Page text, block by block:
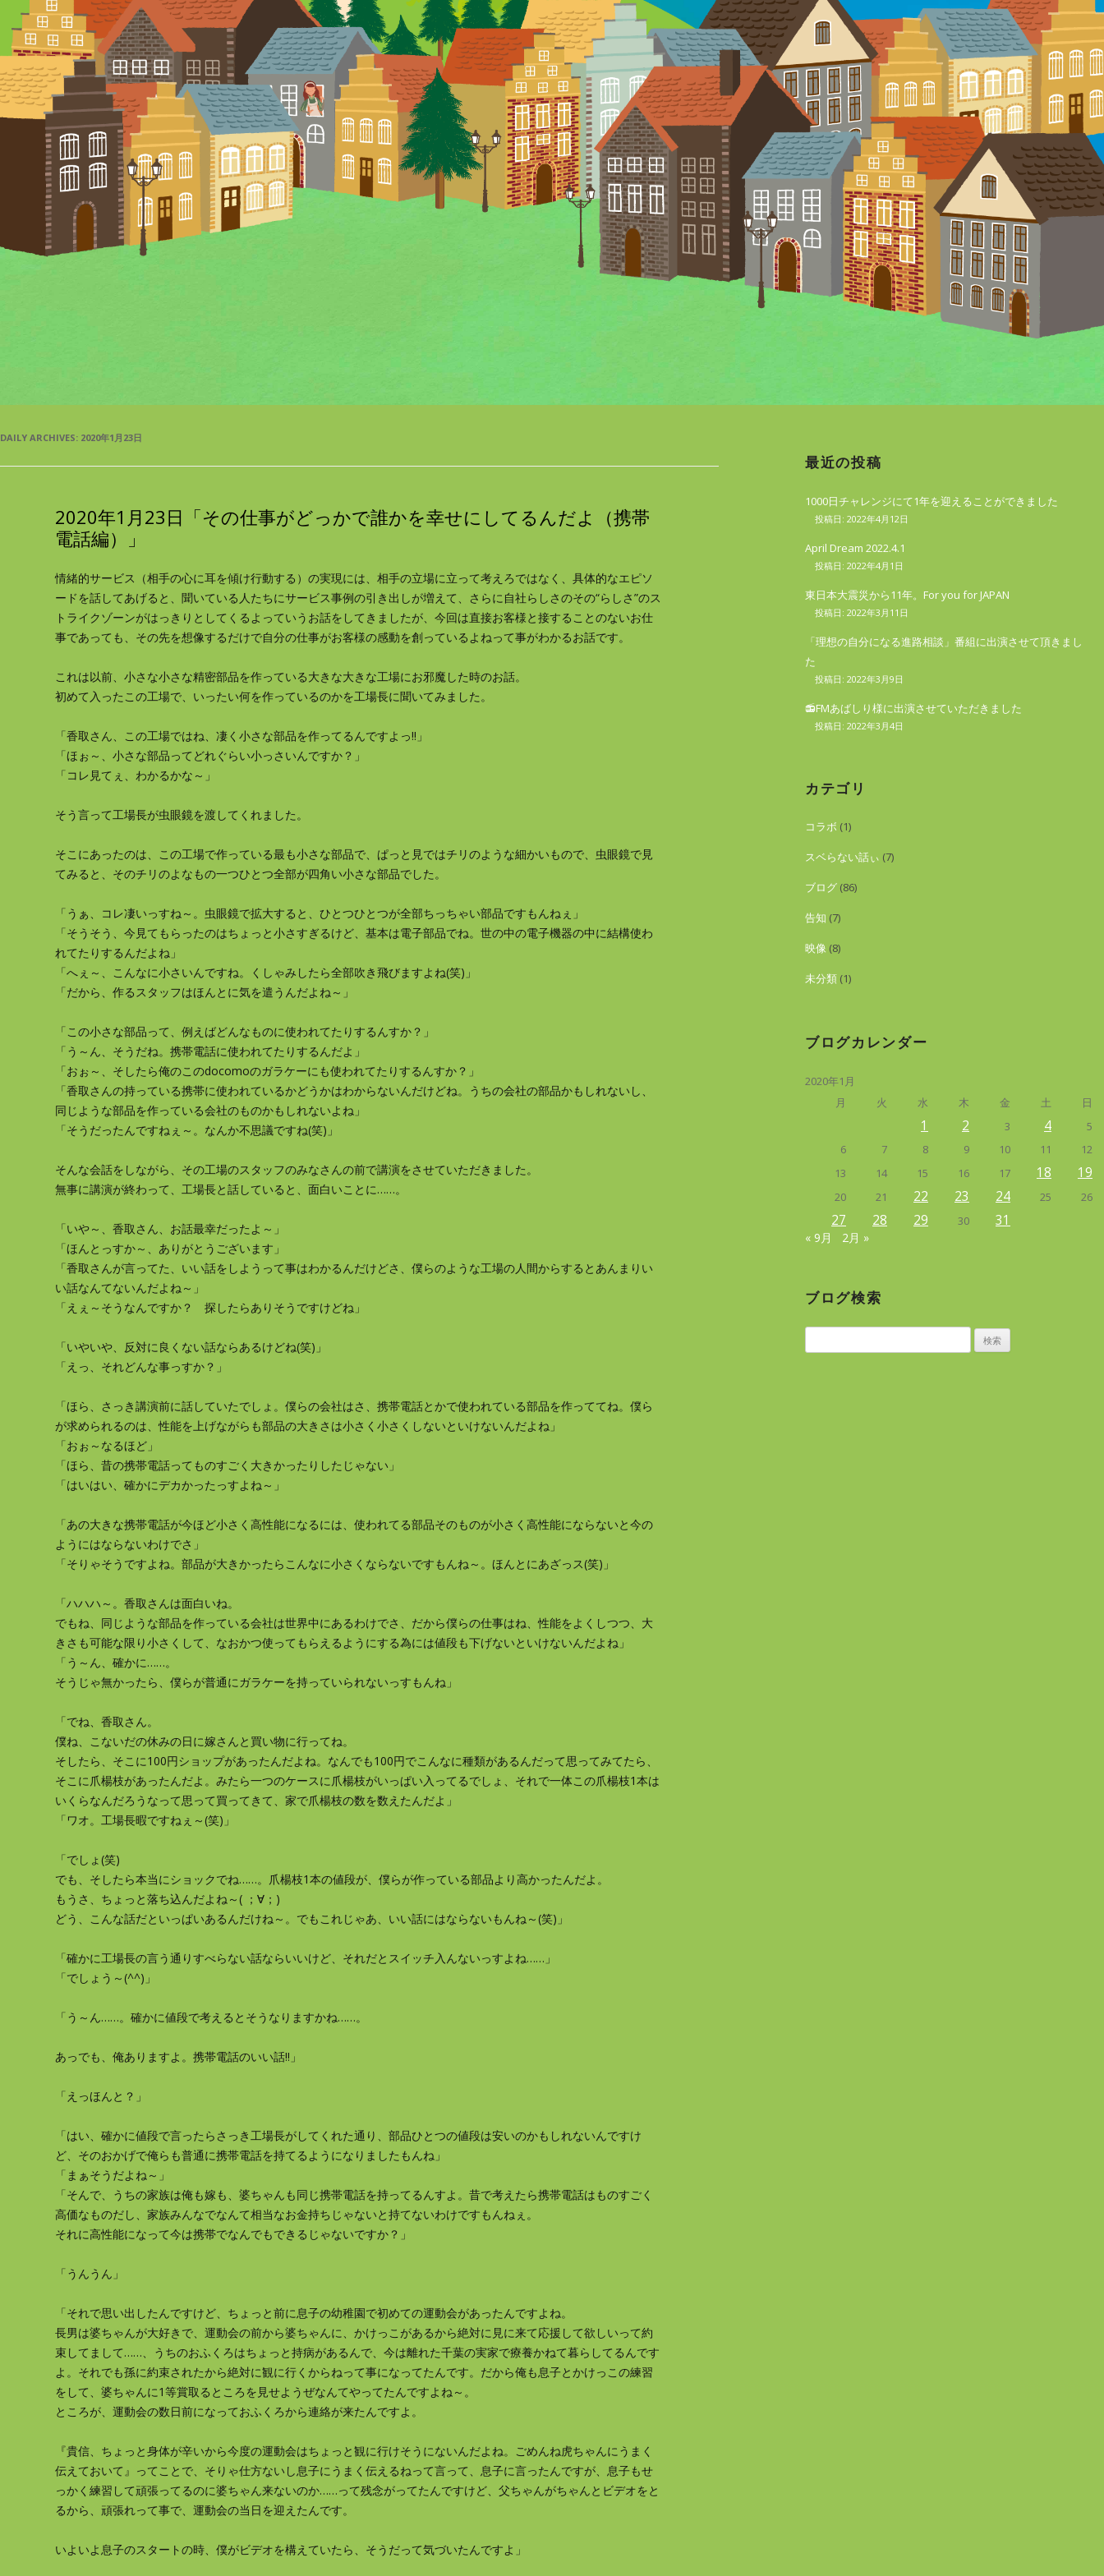
DAILY ARCHIVES: 2020年1月23日
2020年1月23日「その仕事がどっかで誰かを幸せにしてるんだよ（携帯
電話編）」
情緒的サービス（相手の心に耳を傾け行動する）の実現には、相手の立場に立って考えろではなく、具体的なエピソ
ードを話してあげると、聞いている人たちにサービス事例の引き出しが増えて、さらに自社らしさのその“らしさ”のス
トライクゾーンがはっきりとしてくるよっていうお話をしてきましたが、今回は直接お客様と接することのないお仕
事であっても、その先を想像するだけで自分の仕事がお客様の感動を創っているよねって事がわかるお話です。
これは以前、小さな小さな精密部品を作っている大きな大きな工場にお邪魔した時のお話。
初めて入ったこの工場で、いったい何を作っているのかを工場長に聞いてみました。
「香取さん、この工場ではね、凄く小さな部品を作ってるんですよっ‼ 」
「ほぉ～、小さな部品ってどれぐらい小っさいんですか？」
「コレ見てぇ、わかるかな～」
そう言って工場長が虫眼鏡を渡してくれました。
そこにあったのは、この工場で作っている最も小さな部品で、ぱっと見ではチリのような細かいもので、虫眼鏡で見
てみると、そのチリのよなもの一つひとつ全部が四角い小さな部品でした。
「うぁ、コレ凄いっすね～。虫眼鏡で拡大すると、ひとつひとつが全部ちっちゃい部品ですもんねぇ」
「そうそう、今見てもらったのはちょっと小さすぎるけど、基本は電子部品でね。世の中の電子機器の中に結構使わ
れてたりするんだよね」
「へぇ～、こんなに小さいんですね。くしゃみしたら全部吹き飛びますよね(笑)」
「だから、作るスタッフはほんとに気を遣うんだよね～」
「この小さな部品って、例えばどんなものに使われてたりするんすか？」
「う～ん、そうだね。携帯電話に使われてたりするんだよ」
「おぉ～、そしたら俺のこのdocomoのガラケーにも使われてたりするんすか？」
「香取さんの持っている携帯に使われているかどうかはわからないんだけどね。うちの会社の部品かもしれないし、
同じような部品を作っている会社のものかもしれないよね」
「そうだったんですねぇ～。なんか不思議ですね(笑)」
そんな会話をしながら、その工場のスタッフのみなさんの前で講演をさせていただきました。
無事に講演が終わって、工場長と話していると、面白いことに……。
「いや～、香取さん、お話最幸だったよ～」
「ほんとっすか～、ありがとうございます」
「香取さんが言ってた、いい話をしようって事はわかるんだけどさ、僕らのような工場の人間からするとあんまりい
い話なんてないんだよね～」
「えぇ～そうなんですか？ 探したらありそうですけどね」
「いやいや、反対に良くない話ならあるけどね(笑)」
「えっ、それどんな事っすか？」
「ほら、さっき講演前に話していたでしょ。僕らの会社はさ、携帯電話とかで使われている部品を作っててね。僕ら
が求められるのは、性能を上げながらも部品の大きさは小さく小さくしないといけないんだよね」
「おぉ～なるほど」
「ほら、昔の携帯電話ってものすごく大きかったりしたじゃない」
「はいはい、確かにデカかったっすよね～」
「あの大きな携帯電話が今ほど小さく高性能になるには、使われてる部品そのものが小さく高性能にならないと今の
ようにはならないわけでさ」
「そりゃそうですよね。部品が大きかったらこんなに小さくならないですもんね～。ほんとにあざっス(笑)」
「ハハハ～。香取さんは面白いね。
でもね、同じような部品を作っている会社は世界中にあるわけでさ、だから僕らの仕事はね、性能をよくしつつ、大
きさも可能な限り小さくして、なおかつ使ってもらえるようにする為には値段も下げないといけないんだよね」
「う～ん、確かに……。
そうじゃ無かったら、僕らが普通にガラケーを持っていられないっすもんね」
「でね、香取さん。
僕ね、こないだの休みの日に嫁さんと買い物に行ってね。
そしたら、そこに100円ショップがあったんだよね。なんでも100円でこんなに種類があるんだって思ってみてたら、
そこに爪楊枝があったんだよ。みたら一つのケースに爪楊枝がいっぱい入ってるでしょ、それで一体この爪楊枝1本は
いくらなんだろうなって思って買ってきて、家で爪楊枝の数を数えたんだよ」
「ワオ。工場長暇ですねぇ～(笑)」
「でしょ(笑)
でも、そしたら本当にショックでね……。爪楊枝1本の値段が、僕らが作っている部品より高かったんだよ。
もうさ、ちょっと落ち込んだよね～( ；∀；)
どう、こんな話だといっぱいあるんだけね～。でもこれじゃあ、いい話にはならないもんね～(笑)」
「確かに工場長の言う通りすべらない話ならいいけど、それだとスイッチ入んないっすよね……」
「でしょう～(^^)」
「う～ん……。確かに値段で考えるとそうなりますかね……。
あっでも、俺ありますよ。携帯電話のいい話‼ 」
「えっほんと？」
「はい、確かに値段で言ったらさっき工場長がしてくれた通り、部品ひとつの値段は安いのかもしれないんですけ
ど、そのおかげで俺らも普通に携帯電話を持てるようになりましたもんね」
「まぁそうだよね～」
「そんで、うちの家族は俺も嫁も、婆ちゃんも同じ携帯電話を持ってるんすよ。昔で考えたら携帯電話はものすごく
高価なものだし、家族みんなでなんて相当なお金持ちじゃないと持てないわけですもんねぇ。
それに高性能になって今は携帯でなんでもできるじゃないですか？」
「うんうん」
「それで思い出したんですけど、ちょっと前に息子の幼稚園で初めての運動会があったんですよね。
長男は婆ちゃんが大好きで、運動会の前から婆ちゃんに、かけっこがあるから絶対に見に来て応援して欲しいって約
束してまして……、うちのおふくろはちょっと持病があるんで、今は離れた千葉の実家で療養かねて暮らしてるんです
よ。それでも孫に約束されたから絶対に観に行くからねって事になってたんです。だから俺も息子とかけっこの練習
をして、婆ちゃんに1等賞取るところを見せようぜなんてやってたんですよね～。
ところが、運動会の数日前になっておふくろから連絡が来たんですよ。
『貴信、ちょっと身体が辛いから今度の運動会はちょっと観に行けそうにないんだよね。ごめんね虎ちゃんにうまく
伝えておいて』ってことで、そりゃ仕方ないし息子にうまく伝えるねって言って、息子に言ったんですが、息子もせ
っかく練習して頑張ってるのに婆ちゃん来ないのか……って残念がってたんですけど、父ちゃんがちゃんとビデオをと
るから、頑張れって事で、運動会の当日を迎えたんです。
いよいよ息子のスタートの時、僕がビデオを構えていたら、そうだって気づいたんですよ」
最近の投稿
1000日チャレンジにて1年を迎えることができました
2022年4月12日
April Dream 2022.4.1
2022年4月1日
東日本大震災から11年。For you for JAPAN
2022年3月11日
「理想の自分になる進路相談」番組に出演させて頂きまし
た
2022年3月9日
📻FMあばしり様に出演させていただきました
2022年3月4日
カテゴリ
コラボ (1)
スベらない話ぃ (7)
ブログ (86)
告知 (7)
映像 (8)
未分類 (1)
ブログカレンダー
2020年1月
月
火 水 木 金 土 日
1 2 3 4
5
6
7 8 9 10 11
12
13
14 15 16 17 18 19
20 21 22 23 24 25 26
27 28 29 30 31
« 9月 2月 »
ブログ検索
索: